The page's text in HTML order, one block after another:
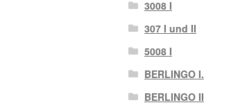
3008 I
307 I und II
5008 I
BERLINGO I.
BERLINGO II